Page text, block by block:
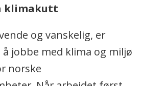
selskapet oppbygging
hvordan de
struktur for data,
Et verktøy
klimakutt
og vanskelig, er
jobbe med klima og miljø
norske